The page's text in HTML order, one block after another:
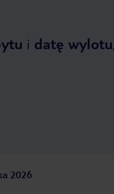
i datę wylotu
2026